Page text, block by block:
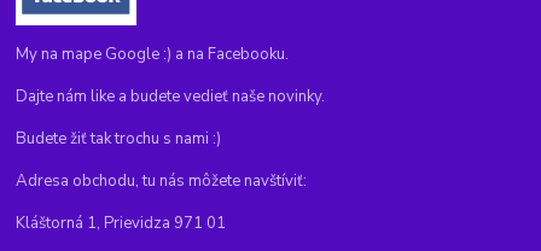
My na mape Google :) a na Facebooku.
Dajte nám like a budete vedieť naše novinky.
Budete žiť tak trochu s nami :)
Adresa obchodu, tu nás môžete navštíviť:
Kláštorná 1, Prievidza 971 01